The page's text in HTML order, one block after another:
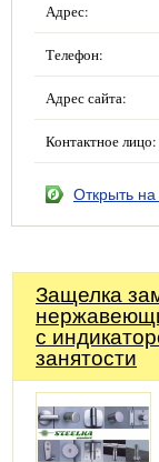
Адрес:
Телефон:
Адрес сайта:
Контактное лицо:
Открыть
Защелка
с
занятости